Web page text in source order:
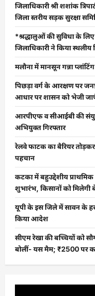
जिलाधिकारी श्री शशांक
जिला स्तरीय सड़क सुरक्षा
*श्रद्धालुओं की सुविधा के लिए
जिलाधिकारी ने किया स्थलीय
मलौना में मानसून गन्ना
पिछड़ा वर्ग के आरक्षण पर
आधार पर शासन को भेजी
आरपीएफ व सीआईबी की
अभियुक्त गिरफ्तार
रेलवे फाटक का बैरियर
पहचान
कटका में बहुउद्देशीय प्राथमिक
शुभारंभ, किसानों को मिलेगी
यूपी के इस जिले में सावन के
किया आदेश
सीएम रेखा की बच्चियों को
बोलीं- यस मैम; ₹2500 पर